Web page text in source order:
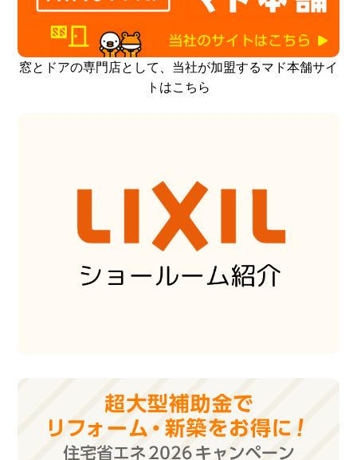
窓とドアの専門店として、当社が加盟するマド本舗サイ
トはこちら